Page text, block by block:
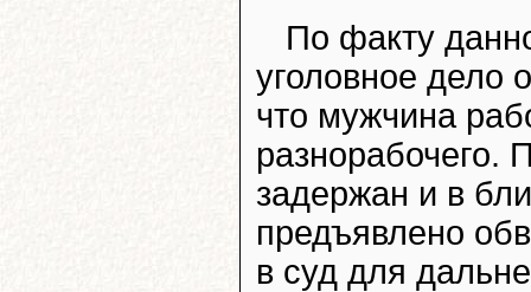
По факту
уголовное дело
что мужчина
разнорабочего.
задержан и в
предъявлено
в суд для